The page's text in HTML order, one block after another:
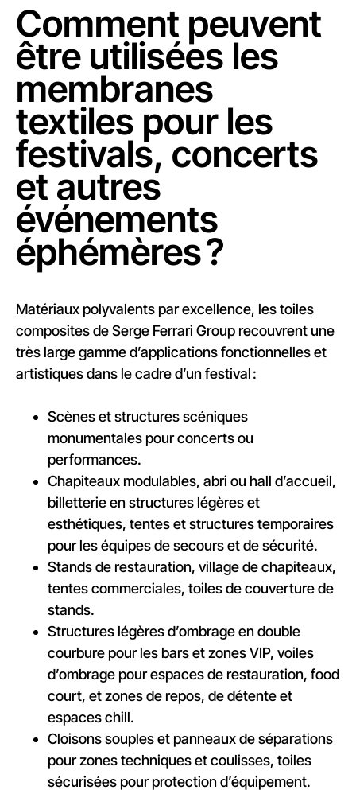
Comment peuvent
être utilisées les
membranes
textiles pour les
festivals, concerts
et autres
événements
éphémères ?
Matériaux polyvalents par excellence, les toiles
composites de Serge Ferrari Group recouvrent une
très large gamme d’applications fonctionnelles et
artistiques dans le cadre d’un festival :
Scènes et structures scéniques
monumentales pour concerts ou
performances.
Chapiteaux modulables, abri ou hall d’accueil,
billetterie en structures légères et
esthétiques, tentes et structures temporaires
pour les équipes de secours et de sécurité.
Stands de restauration, village de chapiteaux,
tentes commerciales, toiles de couverture de
stands.
Structures légères d’ombrage en double
courbure pour les bars et zones VIP, voiles
d’ombrage pour espaces de restauration, food
court, et zones de repos, de détente et
espaces chill.
Cloisons souples et panneaux de séparations
pour zones techniques et coulisses, toiles
sécurisées pour protection d’équipement.